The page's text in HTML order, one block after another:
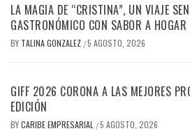
LA MAGIA DE “CRISTINA”, UN VIAJE
GASTRONÓMICO CON SABOR A HOGAR
BY TALINA GONZALEZ /5 AGOSTO, 2026
GIFF 2026 CORONA A LAS MEJORES
EDICIÓN
BYCARIBE EMPRESARIAL /5 AGOSTO, 2026